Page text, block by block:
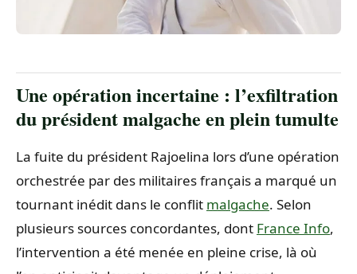
Une opération incertaine : l’exfiltration
du président malgache en plein tumulte
La fuite du président Rajoelina lors d’une opération
orchestrée par des militaires français a marqué un
tournant inédit dans le conflit malgache. Selon
plusieurs sources concordantes, dont France Info,
l’intervention a été menée en pleine crise, là où